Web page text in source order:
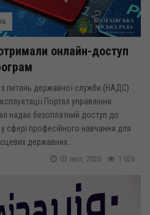
онлайн-доступ
з питань державної служби (НАДС)
Портал управління
надає безоплатний доступ до
сфері професійного навчання для
державних...
1 026
03 лют, 2020